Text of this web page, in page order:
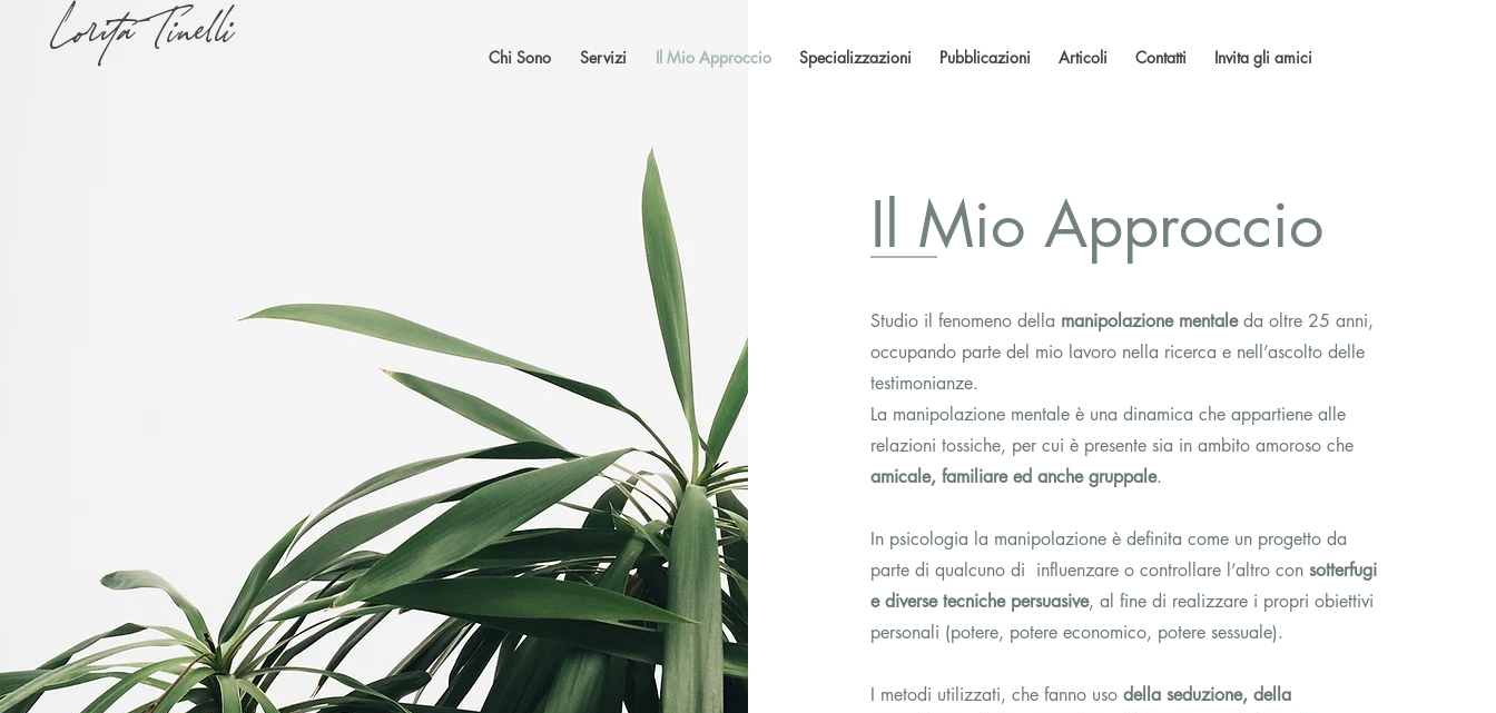
Lorita Tinelli Chi Sono Servizi Il Mio Approccio Specializzazioni Pubblicazioni Articoli Contatti Invita gli amici
Il Mio Approccio
Studio il fenomeno della manipolazione mentaleda oltre 25 anni,
occupando parte del mio lavoro nella ricerca e nell’ascolto delle
testimonianze.
La manipolazione mentale è una dinamica che appartiene alle
relazioni tossiche, per cui è presente sia in ambito amoroso che
amicale, familiare ed anche gruppale.
In psicologia la manipolazione è definita come un progetto da
parte di qualcuno di influenzare o controllare l’altro con sotterfugi
e diverse tecniche persuasive, al fine di realizzare i propri obiettivi
personali (potere, potere economico, potere sessuale).
I metodi utilizzati, che fanno uso della seduzione, della